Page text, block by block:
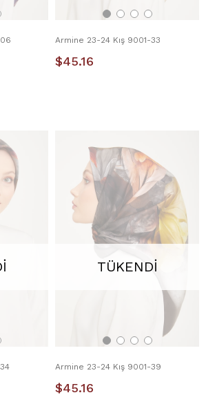
Armine 23-24 Kış 9001-33
$45.16
TÜKENDI
Armine 23-24 Kış 9001-39
$45.16